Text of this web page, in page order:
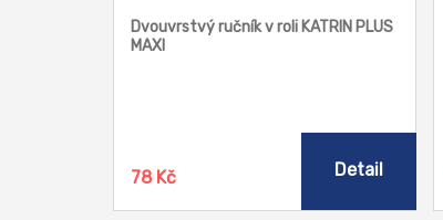
Dvouvrstvý ručník v roli KATRIN PLUS
MAXI
78 Kč Detail